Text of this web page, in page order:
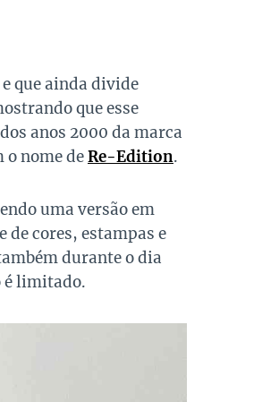
que ainda divide
que esse
anos 2000 da marca
nome deRe-Edition.
uma versão em
cores, estampas e
durante o dia
é limitado.